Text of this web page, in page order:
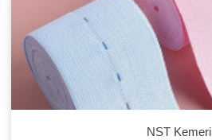
NST Kemeri